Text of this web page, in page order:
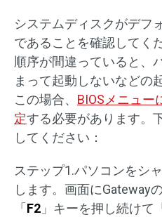
システムディスクがデフ
であることを確認してく
順序が間違っていると、
まって起動しないなどの
この場合、 BIOSメニュー
定する必要があります。
してください：
ステップ1.パソコンをシ
します。画面にGateway
「 F2 」キーを押し続けて「